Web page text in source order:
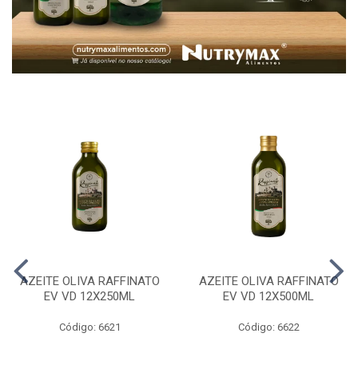
AZEITE OLIVA RAFFINATO
EV VD 12X250ML
Código: 6621
AZEITE OLIVA RAFFINATO
EV VD 12X500ML
Código: 6622